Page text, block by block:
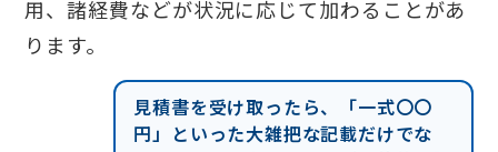
用、諸経費などが状況に応じて加わることがあ
ります。
見積書を受け取ったら、「一式〇〇
円」といった大雑把な記載だけでな